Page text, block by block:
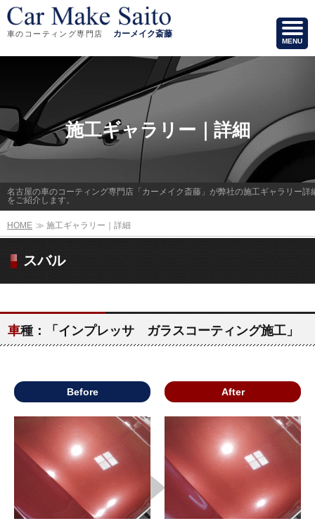
車のコーティング専門店 カーメイク斎藤
MENU
名古屋の車のコーティング専門店「カーメイク斎藤」が弊社の施工ギャラリー詳
をご紹介します。
施工ギャラリー｜詳細
HOME ≫ 施工ギャラリー｜詳細
スバル
車種：「インプレッサ ガラスコーティング施工」
Before After